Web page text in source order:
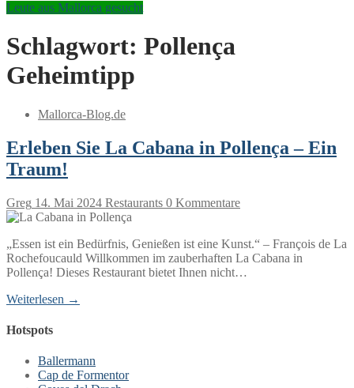
Leute aus Mallorca gesucht
Schlagwort: Pollença
Geheimtipp
Mallorca-Blog.de
Erleben Sie La Cabana in Pollença – Ein
Traum!
Greg 14. Mai 2024 Restaurants 0 Kommentare
„Essen ist ein Bedürfnis, Genießen ist eine Kunst.“ – François de La
Rochefoucauld Willkommen im zauberhaften La Cabana in
Pollença! Dieses Restaurant bietet Ihnen nicht…
Weiterlesen →
Hotspots
Ballermann
Cap de Formentor